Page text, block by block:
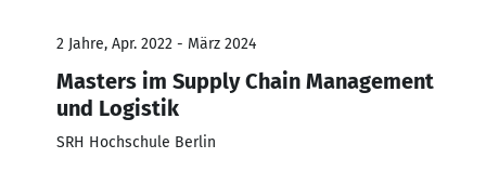
2 Jahre, Apr. 2022 - März 2024
Masters im Supply Chain Management
und Logistik
SRH Hochschule Berlin